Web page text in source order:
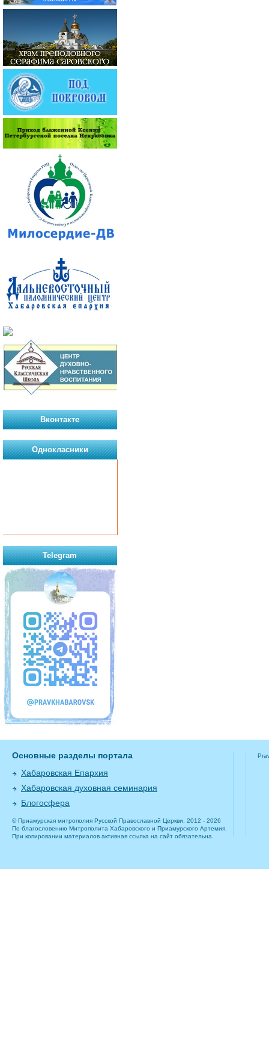
Вконтакте
Однокласники
Telegram
Основные разделы портала
Хабаровская Епархия
Хабаровская духовная семинария
Блогосфера
© Приамурская митрополия Русской Православной Церкви, 2012 - 2026
По благословению Митрополита Хабаровского и Приамурского Артемия.
При копировании материалов активная ссылка на сайт обязательна.